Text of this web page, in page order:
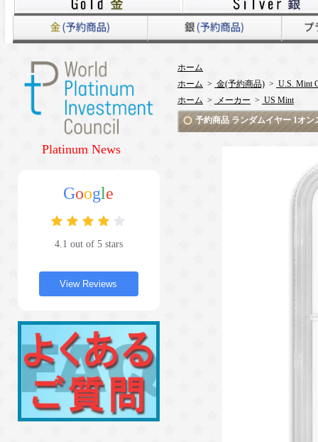
Platinum News
Google
4.1 out of 5 stars
View Reviews
ホーム
ホーム > 金(予約商品) > U.S. Mint
ホーム > メーカー > US Mint
予約商品 ランダムイヤー 1オ